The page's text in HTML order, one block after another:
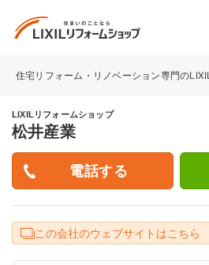
住宅リフォーム・リノベーション専門の
LIXILリフォームショップ
松井産業
この会社のウェブサイトはこちら